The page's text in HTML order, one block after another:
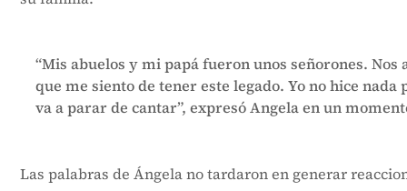
“Mis abuelos y mi papá fueron unos señorones.
que me siento de tener este legado. Yo no hice
va a parar de cantar”, expresó Angela en un
Las palabras de Ángela no tardaron en generar